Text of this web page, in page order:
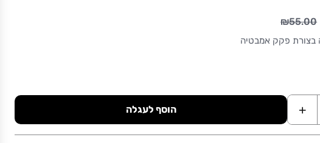
₪55.00
בצורת פקק אמבטיה
+ הוסף לעגלה